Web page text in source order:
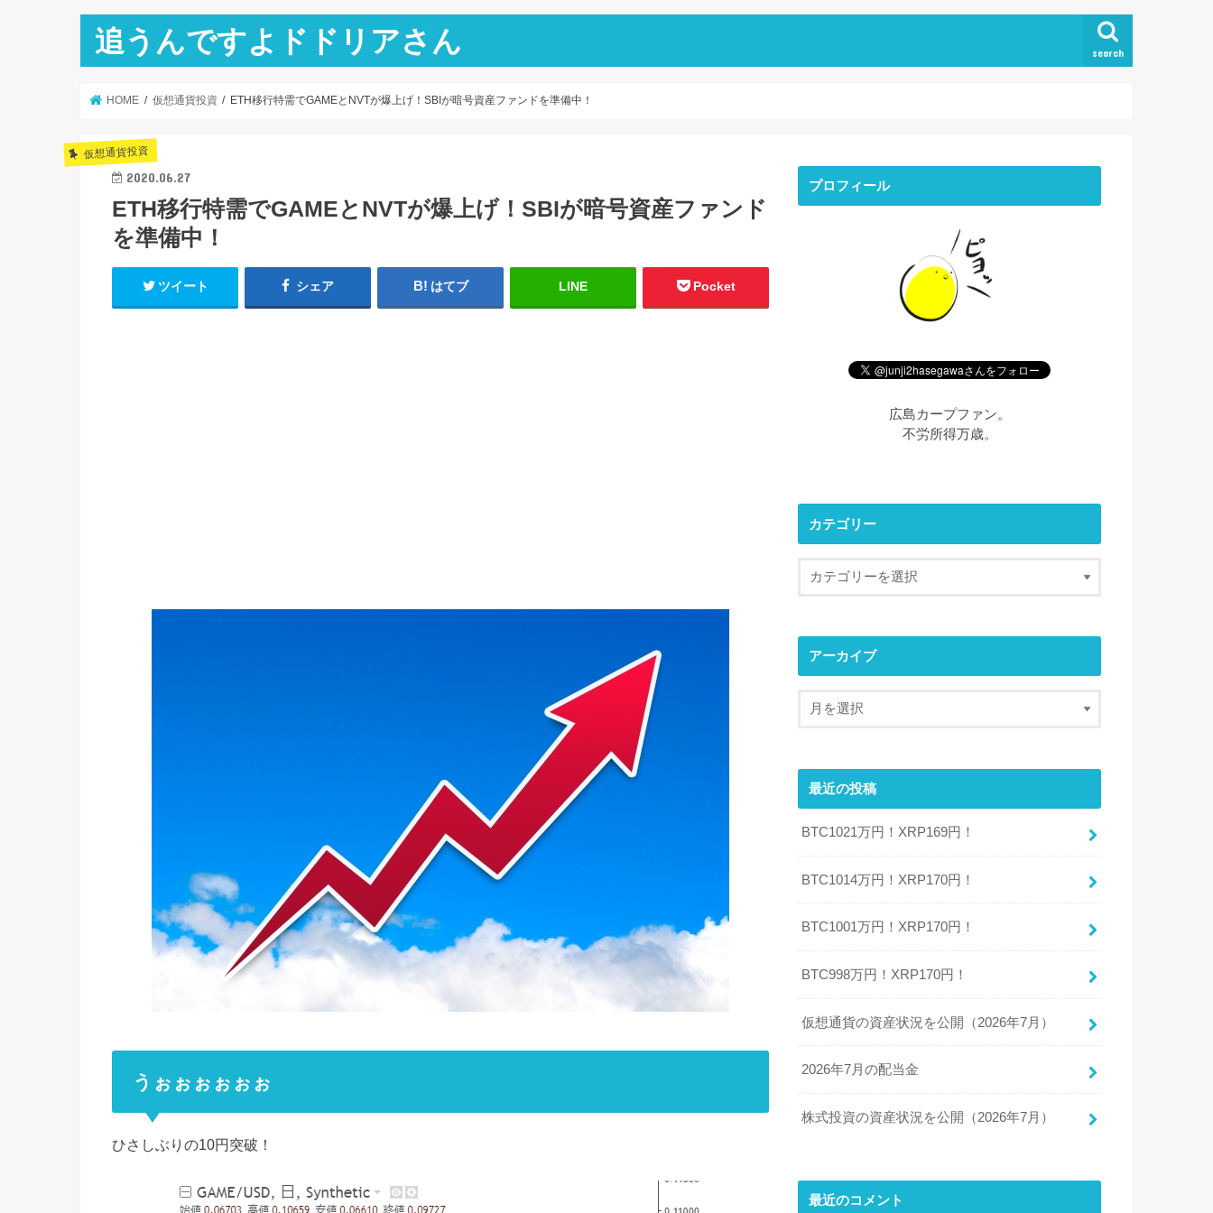
追うんですよドドリアさん search
HOME 仮想通貨投資 ETH移行特需でGAMEとNVTが爆上げ！SBIが暗号資産ファンドを準備中！
仮想通貨投資
2020.06.27
ETH移行特需でGAMEとNVTが爆上げ！SBIが暗号資産ファンド
を準備中！
ツイート シェア はてブ LINE Pocket
うぉぉぉぉぉぉ
ひさしぶりの10円突破！
プロフィール
広島カープファン。
不労所得万歳。
カテゴリー
アーカイブ
最近の投稿
BTC1021万円！XRP169円！
BTC1014万円！XRP170円！
BTC1001万円！XRP170円！
BTC998万円！XRP170円！
仮想通貨の資産状況を公開（2026年7月）
2026年7月の配当金
株式投資の資産状況を公開（2026年7月）
最近のコメント